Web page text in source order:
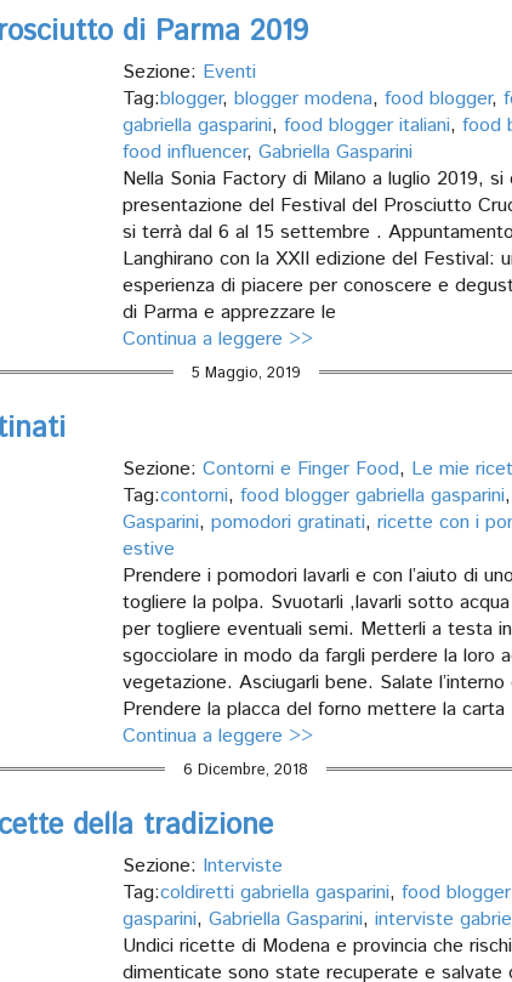
di Parma 2019
Sezione: Eventi
Tag:blogger, blogger modena, food blogger,
gabriella gasparini, food blogger italiani, food
food influencer, Gabriella Gasparini
Nella Sonia Factory di Milano a luglio 2019,
presentazione del Festival del Prosciutto
si terrà dal 6 al 15 settembre .
Langhirano con la XXII edizione del Festival:
esperienza di piacere per conoscere e
di Parma e apprezzare le
Continua a leggere >>
5 Maggio, 2019
Sezione: Contorni e Finger Food, Le mie
Tag:contorni, food blogger gabriella gasparini,
Gasparini, pomodori gratinati, ricette con i
estive
Prendere i pomodori lavarli e con l’aiuto di
togliere la polpa. Svuotarli ,lavarli sotto
per togliere eventuali semi. Metterli a testa
sgocciolare in modo da fargli perdere la loro
vegetazione. Asciugarli bene. Salate
Prendere la placca del forno mettere la carta
Continua a leggere >>
6 Dicembre, 2018
della tradizione
Sezione: Interviste
Tag:coldiretti gabriella gasparini, food
gasparini, Gabriella Gasparini, interviste
Undici ricette di Modena e provincia che
dimenticate sono state recuperate e salvate